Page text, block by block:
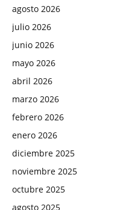
agosto 2026
julio 2026
junio 2026
mayo 2026
abril 2026
marzo 2026
febrero 2026
enero 2026
diciembre 2025
noviembre 2025
octubre 2025
agosto 2025